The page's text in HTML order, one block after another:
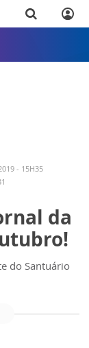
- 15H35
da
do Santuário